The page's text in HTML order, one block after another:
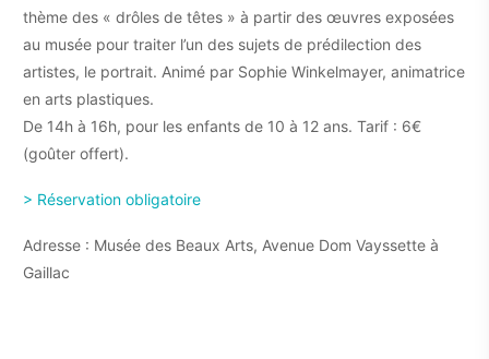
thème des « drôles de têtes » à partir des œuvres exposées
au musée pour traiter l’un des sujets de prédilection des
artistes, le portrait. Animé par Sophie Winkelmayer, animatrice
en arts plastiques.
De 14h à 16h, pour les enfants de 10 à 12 ans. Tarif : 6€
(goûter offert).
> Réservation obligatoire
Adresse : Musée des Beaux Arts, Avenue Dom Vayssette à
Gaillac